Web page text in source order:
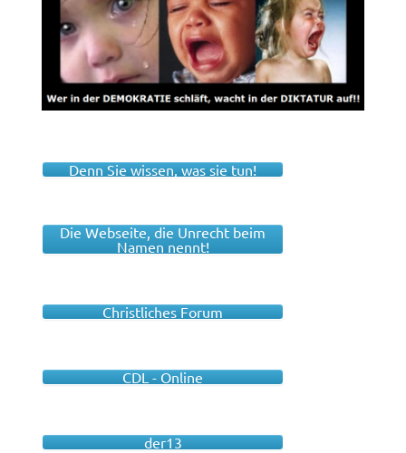
Denn Sie wissen, was sie tun!
Die Webseite, die Unrecht beim
Namen nennt!
Christliches Forum
CDL - Online
der13